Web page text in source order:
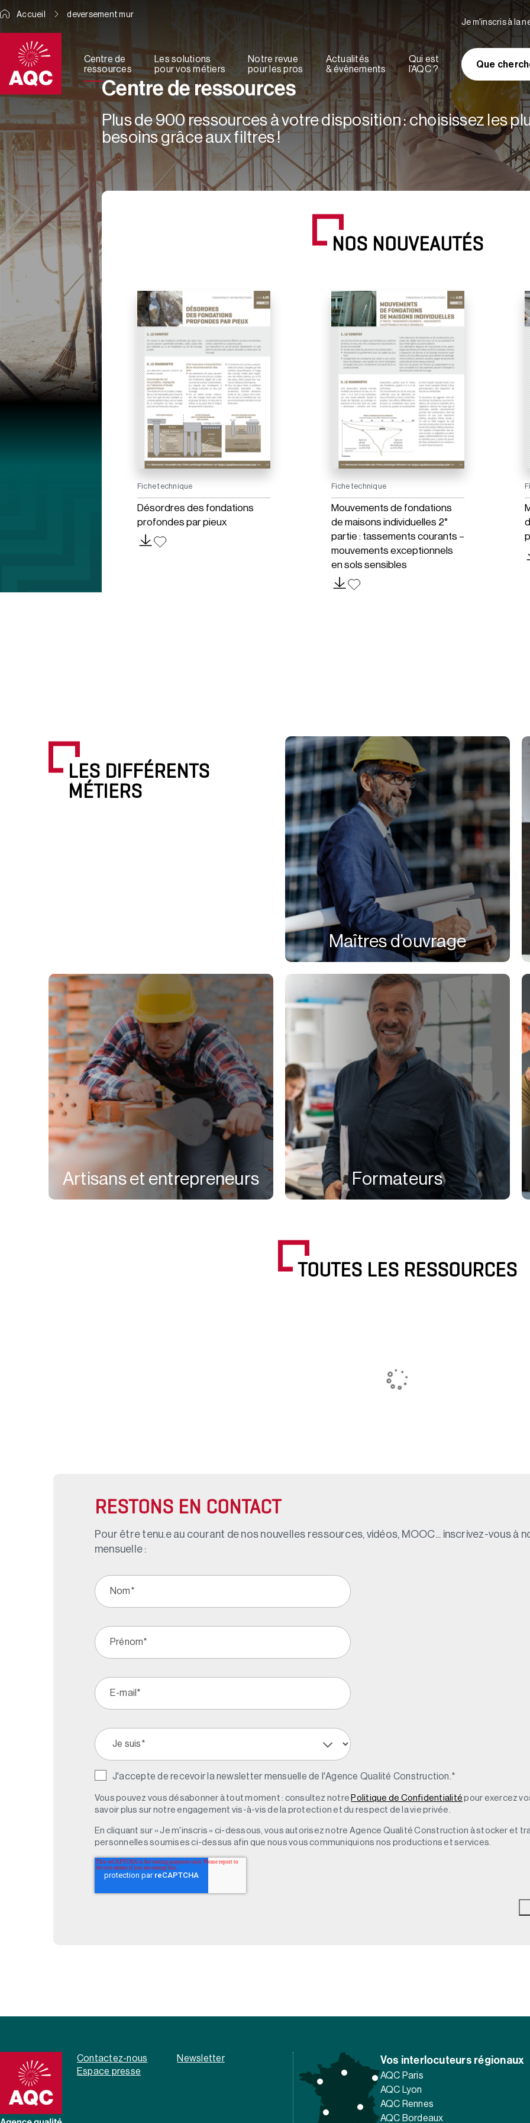
Centre de
ressources
Les solutions
pour vos métiers
Notre revue
pour les pros
Actualités
& évènements
Qui est
l’AQC ?
Je m'inscris à la
Que
Accueil deversement mur
Centre de ressources
Plus de 900 ressources à votre disposition : choisissez les
besoins grâce aux filtres !
NOS NOUVEAUTÉS
Fiche technique
Désordres des fondations
profondes par pieux
Fiche technique
Mouvements de fondations
de maisons individuelles 2°
partie : tassements courants –
mouvements exceptionnels
en sols sensibles
LES DIFFÉRENTS
MÉTIERS
Maîtres d’ouvrage
Artisans et entrepreneurs Formateurs
TOUTES LES RESSOURCES
RESTONS EN CONTACT
Pour être tenu.e au courant de nos nouvelles ressources, vidéos, MOOC... inscrivez-vous à
mensuelle :
J'accepte de recevoir la newsletter mensuelle de l'Agence Qualité Construction.*
Vous pouvez vous désabonner à tout moment : consultez notre Politique de Confidentialité pour exercez
savoir plus sur notre engagement vis-à-vis de la protection et du respect de la vie privée.
En cliquant sur « Je m'inscris » ci-dessous, vous autorisez notre Agence Qualité Construction à stocker et
personnelles soumises ci-dessus afin que nous vous communiquions nos productions et services.
Contactez-nous
Newsletter
Espace presse
Vos interlocuteurs régionaux
AQC Paris
AQC Lyon
AQC Rennes
AQC Bordeaux